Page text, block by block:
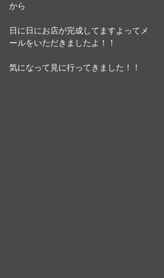
から
日に日にお店が完成してますよってメ
ールをいただきましたよ！！
気になって見に行ってきました！！